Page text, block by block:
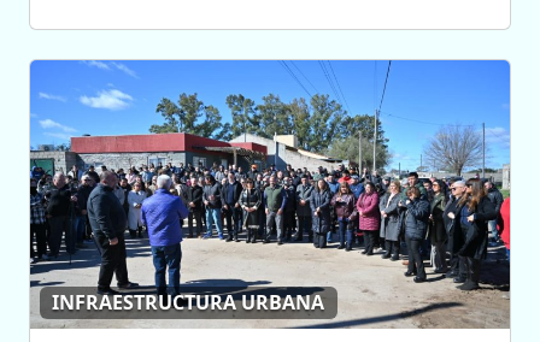
INFRAESTRUCTURA URBANA